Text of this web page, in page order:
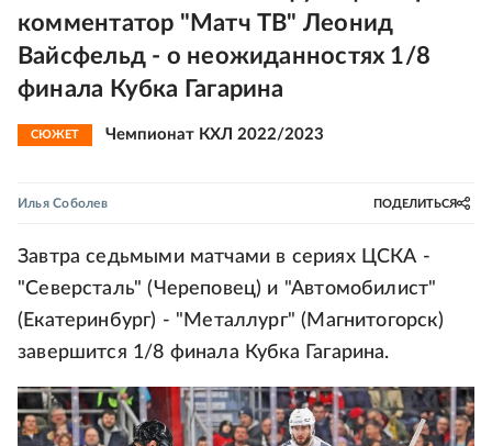
комментатор "Матч ТВ" Леонид
Вайсфельд - о неожиданностях 1/8
финала Кубка Гагарина
СЮЖЕТ Чемпионат КХЛ 2022/2023
Илья Соболев ПОДЕЛИТЬСЯ
Завтра седьмыми матчами в сериях ЦСКА -
"Северсталь" (Череповец) и "Автомобилист"
(Екатеринбург) - "Металлург" (Магнитогорск)
завершится 1/8 финала Кубка Гагарина.